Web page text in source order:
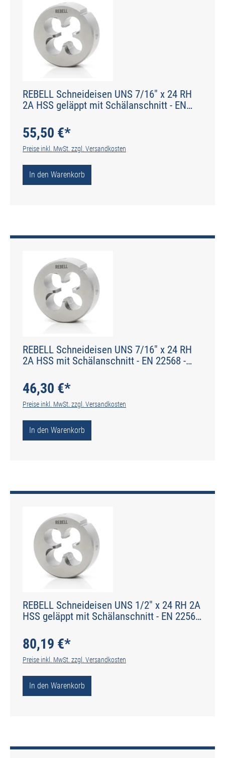
REBELL Schneideisen UNS 7/16" x 24 RH
2A HSS geläppt mit Schälanschnitt - EN
55,50 €*
Preise inkl. MwSt. zzgl. Versandkosten
In den Warenkorb
REBELL Schneideisen UNS 7/16" x 24 RH
2A HSS mit Schälanschnitt - EN 22568 -
46,30 €*
Preise inkl. MwSt. zzgl. Versandkosten
In den Warenkorb
REBELL Schneideisen UNS 1/2" x 24 RH 2A
HSS geläppt mit Schälanschnitt - EN 22568
80,19 €*
Preise inkl. MwSt. zzgl. Versandkosten
In den Warenkorb